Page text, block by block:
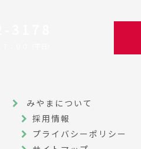
みやまについて
採用情報
プライバシーポリシー